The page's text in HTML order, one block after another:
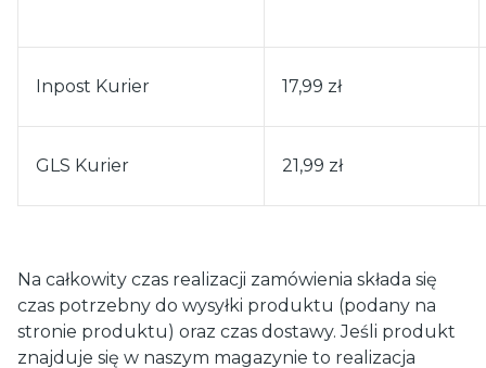
Inpost Kurier 17,99 zł
GLS Kurier 21,99 zł
Na całkowity czas realizacji zamówienia składa się
czas potrzebny do wysyłki produktu (podany na
stronie produktu) oraz czas dostawy. Jeśli produkt
znajduje się w naszym magazynie to realizacja